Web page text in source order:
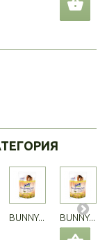
BUNNY... BUNNY...